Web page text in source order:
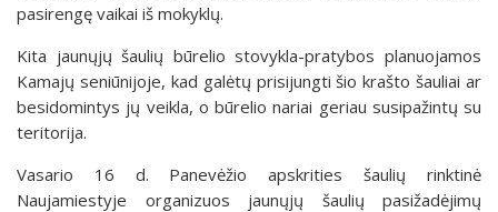
pasirengę vaikai iš mokyklų.
Kita jaunųjų šaulių būrelio stovykla-pratybos planuojamos
Kamajų seniūnijoje, kad galėtų prisijungti šio krašto šauliai ar
besidomintys jų veikla, o būrelio nariai geriau susipažintų su
teritorija.
Vasario 16 d. Panevėžio apskrities šaulių rinktinė
Naujamiestyje organizuos jaunųjų šaulių pasižadėjimų